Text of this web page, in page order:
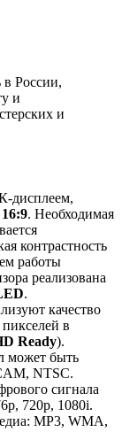
в России,
и
и
дисплеем,
16:9. Необходимая
контрастность
работы
реализована
.
качество
пикселей в
Ready).
может быть
NTSC.
сигнала
720p, 1080i.
MP3, WMA,